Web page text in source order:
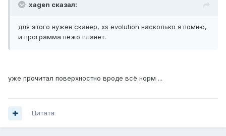
xagen сказал:
для этого нужен сканер, xs evolution насколько я помню,
и программа пежо планет.
уже прочитал поверхностно вроде всё норм ...
Цитата